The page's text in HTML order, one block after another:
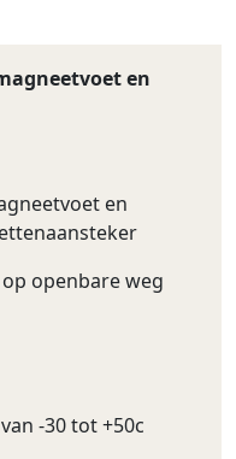
en
en
op openbare weg
-30 tot +50c